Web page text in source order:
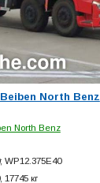
North Benz
North Benz
WP12.375E40
кг